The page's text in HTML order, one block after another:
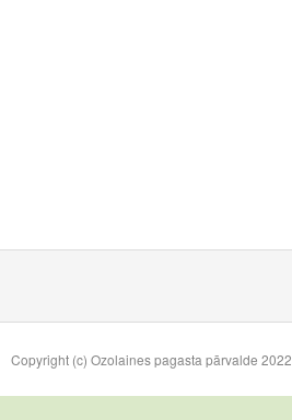
Copyright (c) Ozolaines pagasta pārvalde 2022